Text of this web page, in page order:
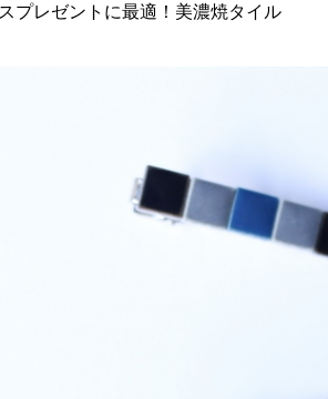
レゼントに最適！美濃焼タイル